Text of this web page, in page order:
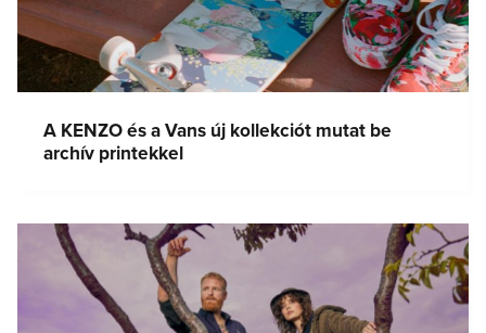
A KENZO és a Vans új kollekciót mutat be
archív printekkel